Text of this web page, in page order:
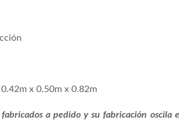
x 0.50m x 0.82m
fabricados a pedido y su fabricación oscila